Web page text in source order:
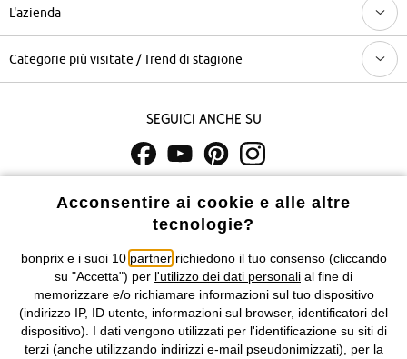
L'azienda
Categorie più visitate / Trend di stagione
Seguici anche su
costi di servizio.
Condizioni di vendita Accessibilità
Informativa privacy e cookie Gestione dei cookie
Informazioni legali Diritto di recesso
Acconsentire ai cookie e alle altre
tecnologie?
bonprix e i suoi 10 partnerrichiedono il tuo consenso (cliccando
su "Accetta") per l'utilizzo dei dati personali al fine di
memorizzare e/o richiamare informazioni sul tuo dispositivo
(indirizzo IP, ID utente, informazioni sul browser, identificatori del
dispositivo). I dati vengono utilizzati per l'identificazione su siti di
terzi (anche utilizzando indirizzi e-mail pseudonimizzati), per la